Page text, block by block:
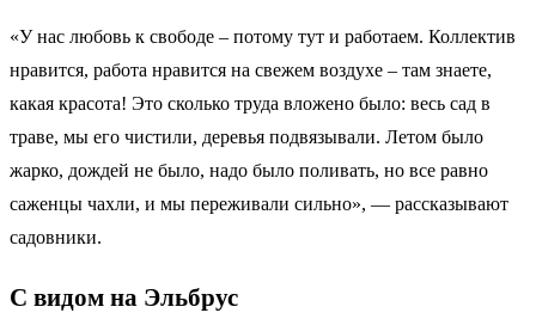
«У нас любовь к свободе – потому тут и работаем. Коллектив
нравится, работа нравится на свежем воздухе – там знаете,
какая красота! Это сколько труда вложено было: весь сад в
траве, мы его чистили, деревья подвязывали. Летом было
жарко, дождей не было, надо было поливать, но все равно
саженцы чахли, и мы переживали сильно», — рассказывают
садовники.
С видом на Эльбрус